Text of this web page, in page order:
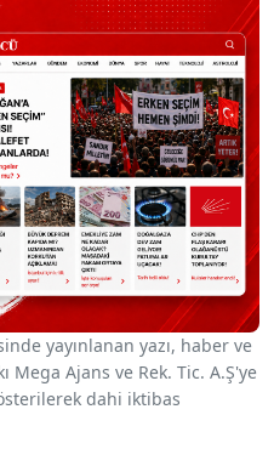
yayınlanan yazı, haber ve
Ajans ve Rek. Tic. A.Ş'ye
dahi iktibas